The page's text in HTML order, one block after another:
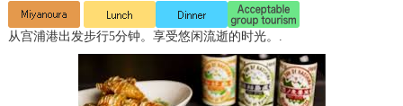
从宫浦港出发步行5分钟。享受悠闲流逝的时光。.